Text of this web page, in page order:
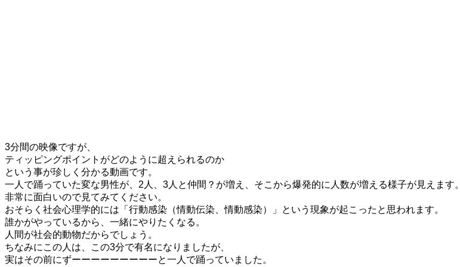
3分間の映像ですが、
ティッピングポイントがどのように超えられるのか
という事が珍しく分かる動画です。
一人で踊っていた変な男性が、2人、3人と仲間？が増え、そこから爆発的に人数が増える様子が見えます。
非常に面白いので見てみてください。
おそらく社会心理学的には「行動感染（情動伝染、情動感染）」という現象が起こったと思われます。
誰かがやっているから、一緒にやりたくなる。
人間が社会的動物だからでしょう。
ちなみにこの人は、この3分で有名になりましたが、
実はその前にずーーーーーーーーーと一人で踊っていました。